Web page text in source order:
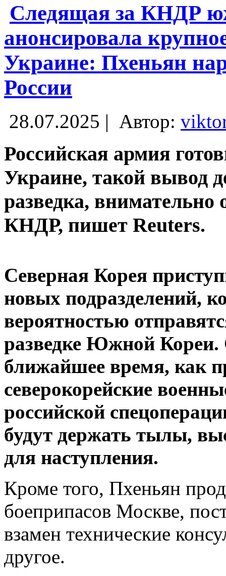
Следящая за КНДР
анонсировала
Украине: Пхеньян
России
28.07.2025 | Автор:
Российская армия
Украине, такой вывод
разведка,
КНДР, пишет Reuters.
Северная Корея
новых подразделений,
вероятностью
разведке Южной Кореи.
ближайшее время, как
северокорейские
российской
будут держать тылы,
для наступления.
Кроме того, Пхеньян
боеприпасов Москве,
взамен технические
другое.